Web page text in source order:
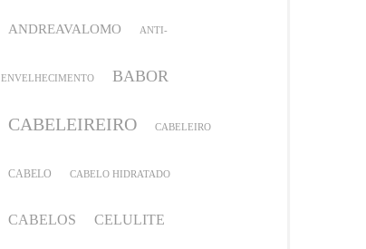
ANDREAVALOMO ANTI-
ENVELHECIMENTO BABOR
CABELEIREIRO CABELEIRO
CABELO CABELO HIDRATADO
CABELOS CELULITE